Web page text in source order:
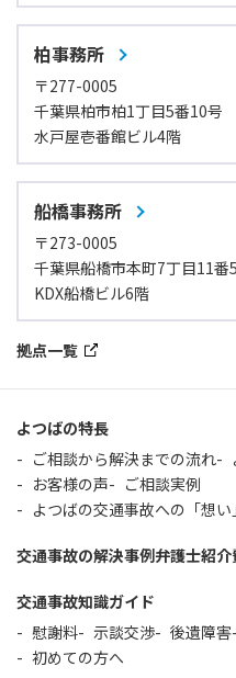
柏事務所
〒277-0005
千葉県柏市柏1丁目5番10号
水戸屋壱番館ビル4階
船橋事務所
〒273-0005
千葉県船橋市本町7丁目11番
KDX船橋ビル6階
拠点一覧
よつばの特長
ご相談から解決までの流れ
お客様の声
ご相談実例
よつばの交通事故への「想い
交通事故の解決事例弁護士紹介
交通事故知識ガイド
慰謝料
示談交渉 後遺障害
初めての方へ